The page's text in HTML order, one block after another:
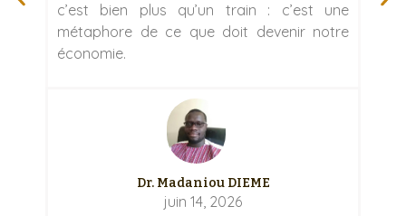
c’est bien plus qu’un train : c’est une
métaphore de ce que doit devenir notre
économie.
Dr. Madaniou DIEME
juin 14, 2026